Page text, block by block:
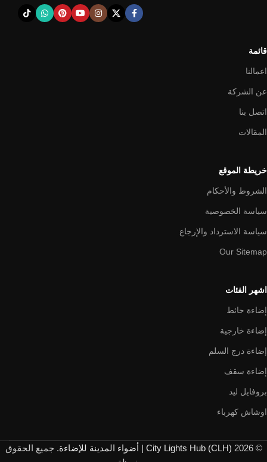
قائمة
اعمالنا
عن الشركة
اتصل بنا
المقالات
خريطة الموقع
الشروط والأحكام
سياسة الخصوصية
سياسة الاسترداد والإرجاع
Our Sitemap
اشهر الفئات
إضاءة حائط
إضاءة خارجية
إضاءة درج السلم
إضاءة سقف
بروفايل ليد
اوشاش كهرباء
© 2026 City Lights Hub (CLH) | أضواء المدينة للإضاءة
. جميع الحقوق